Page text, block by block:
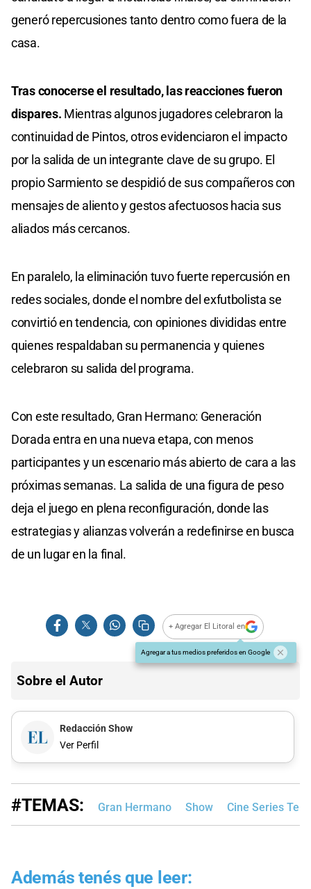
generó repercusiones tanto dentro como fuera de la
casa.
Tras conocerse el resultado, las reacciones fueron
dispares. Mientras algunos jugadores celebraron la
continuidad de Pintos, otros evidenciaron el impacto
por la salida de un integrante clave de su grupo. El
propio Sarmiento se despidió de sus compañeros con
mensajes de aliento y gestos afectuosos hacia sus
aliados más cercanos.
En paralelo, la eliminación tuvo fuerte repercusión en
redes sociales, donde el nombre del exfutbolista se
convirtió en tendencia, con opiniones divididas entre
quienes respaldaban su permanencia y quienes
celebraron su salida del programa.
Con este resultado, Gran Hermano: Generación
Dorada entra en una nueva etapa, con menos
participantes y un escenario más abierto de cara a las
próximas semanas. La salida de una figura de peso
deja el juego en plena reconfiguración, donde las
estrategias y alianzas volverán a redefinirse en busca
de un lugar en la final.
+ Agregar El Litoral en
Agregar a tus medios preferidos en Google
Sobre el Autor
Redacción Show
Ver Perfil
#TEMAS: Gran Hermano Show Cine Series
Además tenés que leer: